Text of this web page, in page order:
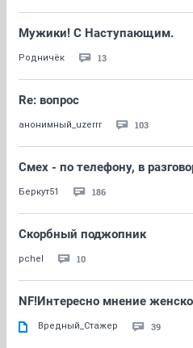
Мужики! С Наступающим.
Родничёк 13
Re: вопрос
анонимный_uzerrr 103
Смех - по телефону, в
Беркут51 186
Скорбный поджопник
pchel 10
NF!Интересно мнение
Вредный_Стажер 39